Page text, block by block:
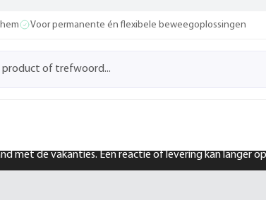
met de vakanties. Een reactie of levering kan langer
Voor permanente én flexibele beweegoplossingen